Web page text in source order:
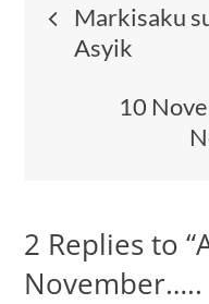
Markisaku
Asyik
10
2 Replies to
November…..